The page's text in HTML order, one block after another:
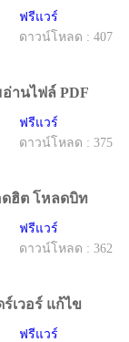
ฟรีแวร์
ดาวน์โหลด : 407
อ่านไฟล์ PDF
ฟรีแวร์
ดาวน์โหลด : 375
ดฮิต โหลดบิท
ฟรีแวร์
ดาวน์โหลด : 362
ร์เวอร์ แก้ไข
ฟรีแวร์